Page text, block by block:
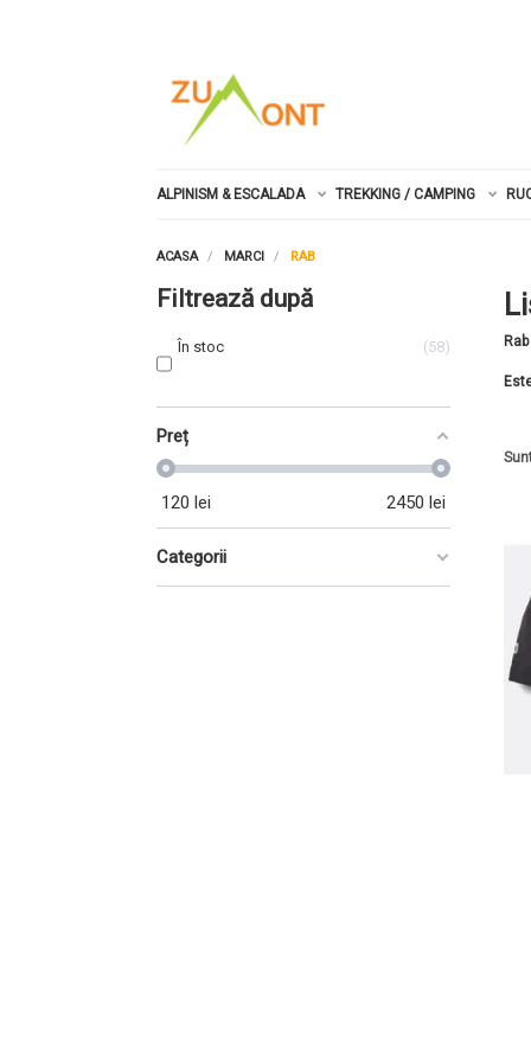
ALPINISM & ESCALADA TREKKING / CAMPING
ACASA MARCI RAB
Filtrează după
În stoc 58
Preț
120 lei 2450 lei
Categorii